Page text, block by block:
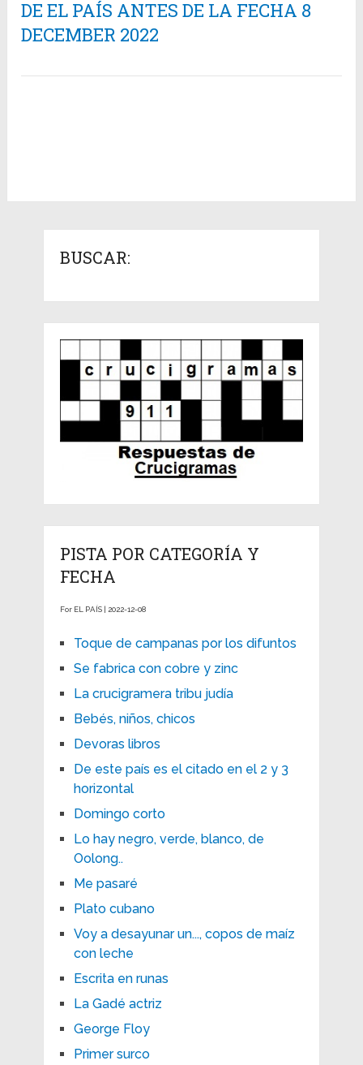
DE EL PAÍS ANTES DE LA FECHA 8
DECEMBER 2022
BUSCAR:
PISTA POR CATEGORÍA Y
FECHA
For EL PAÍS | 2022-12-08
Toque de campanas por los difuntos
Se fabrica con cobre y zinc
La crucigramera tribu judía
Bebés, niños, chicos
Devoras libros
De este país es el citado en el 2 y 3
horizontal
Domingo corto
Lo hay negro, verde, blanco, de
Oolong..
Me pasaré
Plato cubano
Voy a desayunar un..., copos de maíz
con leche
Escrita en runas
La Gadé actriz
George Floy
Primer surco